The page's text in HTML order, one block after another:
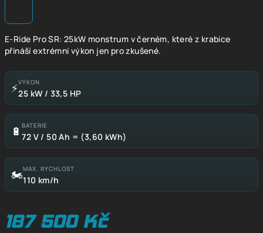
E-Ride Pro SR: 25kW monstrum v černém, které z krabice
přináší extrémní výkon jen pro zkušené.
⚡VÝKON
25 kW / 33,5 HP
🔋BATERIE
72 V / 50 Ah = (3,60 kWh)
🏍MAX. RYCHLOST
110 km/h
187 500 Kč